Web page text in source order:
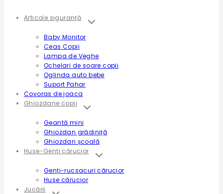
Articole siguranță
Baby Monitor
Ceas Copii
Lampa de Veghe
Ochelari de soare copii
Oglinda auto bebe
Suport Pahar
Covoras de joaca
Ghiozdane copii
Geantă mini
Ghiozdan grădiniță
Ghiozdan școală
Huse-Genți cărucior
Genți-rucsacuri cărucior
Huse cărucior
Jucării